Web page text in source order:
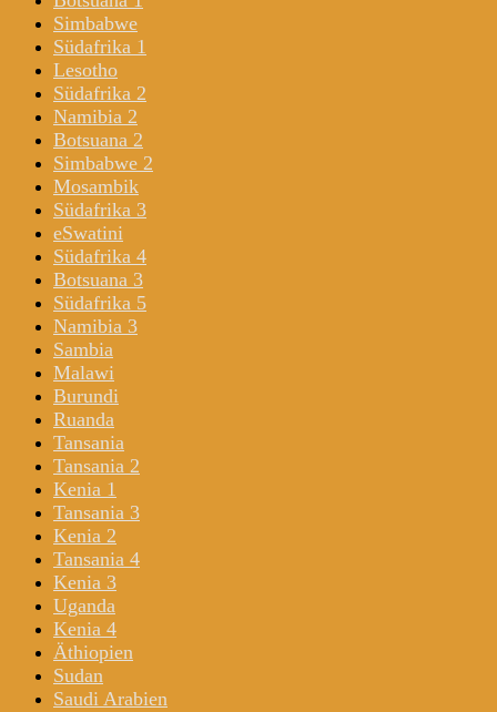
Simbabwe
Südafrika 1
Lesotho
Südafrika 2
Namibia 2
Botsuana 2
Simbabwe 2
Mosambik
Südafrika 3
eSwatini
Südafrika 4
Botsuana 3
Südafrika 5
Namibia 3
Sambia
Malawi
Burundi
Ruanda
Tansania
Tansania 2
Kenia 1
Tansania 3
Kenia 2
Tansania 4
Kenia 3
Uganda
Kenia 4
Äthiopien
Sudan
Saudi Arabien